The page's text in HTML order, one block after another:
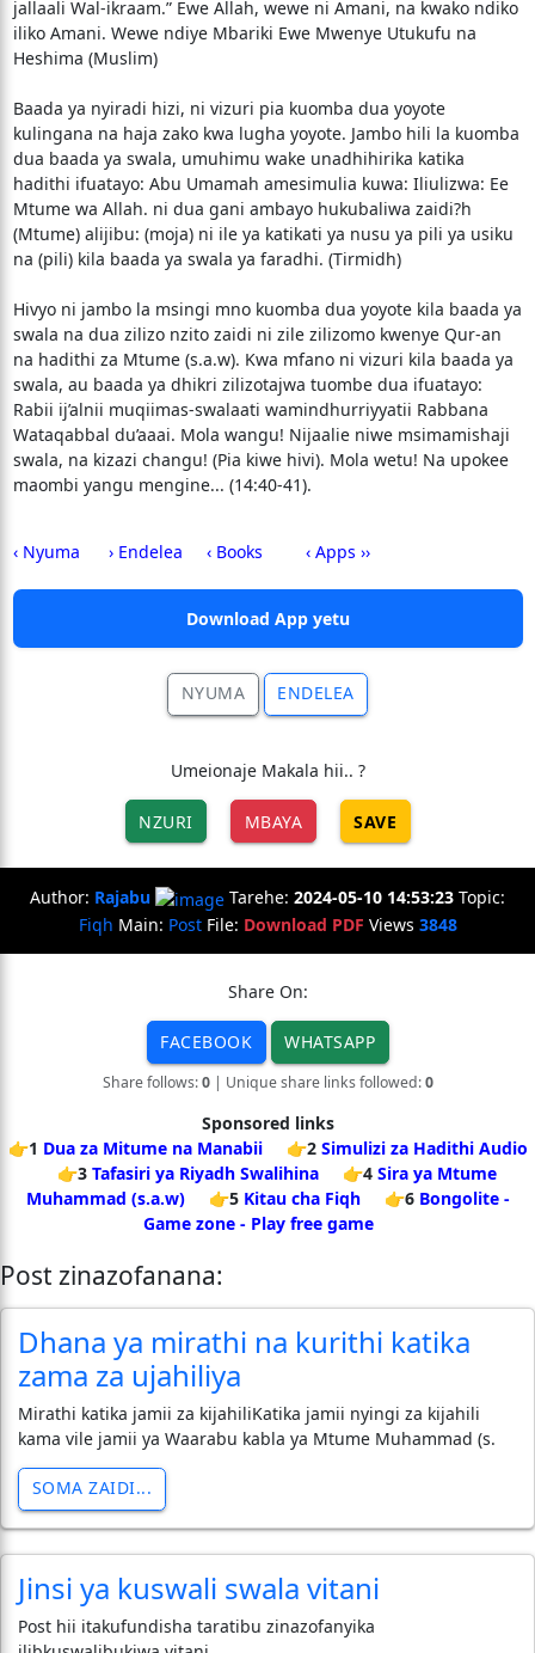
jallaali Wal-ikraam.” Ewe Allah, wewe ni Amani, na kwako ndiko
iliko Amani. Wewe ndiye Mbariki Ewe Mwenye Utukufu na
Heshima (Muslim)
Baada ya nyiradi hizi, ni vizuri pia kuomba dua yoyote
kulingana na haja zako kwa lugha yoyote. Jambo hili la kuomba
dua baada ya swala, umuhimu wake unadhihirika katika
hadithi ifuatayo: Abu Umamah amesimulia kuwa: Iliulizwa: Ee
Mtume wa Allah. ni dua gani ambayo hukubaliwa zaidi?h
(Mtume) alijibu: (moja) ni ile ya katikati ya nusu ya pili ya usiku
na (pili) kila baada ya swala ya faradhi. (Tirmidh)
Hivyo ni jambo la msingi mno kuomba dua yoyote kila baada ya
swala na dua zilizo nzito zaidi ni zile zilizomo kwenye Qur-an
na hadithi za Mtume (s.a.w). Kwa mfano ni vizuri kila baada ya
swala, au baada ya dhikri zilizotajwa tuombe dua ifuatayo:
Rabii ij’alnii muqiimas-swalaati wamindhurriyyatii Rabbana
Wataqabbal du’aaai. Mola wangu! Nijaalie niwe msimamishaji
swala, na kizazi changu! (Pia kiwe hivi). Mola wetu! Na upokee
maombi yangu mengine... (14:40-41).
‹ Nyuma › Endelea ‹ Books ‹ Apps ››
Download App yetu
NYUMA ENDELEA
Umeionaje Makala hii.. ?
NZURI MBAYA SAVE
Author: Rajabu Tarehe: 2024-05-10 14:53:23 Topic:
Fiqh Main: PostFile: Download PDF Views 3848
Share On:
FACEBOOK WHATSAPP
Share follows:0| Unique share links followed:0
Sponsored links
👉1 Dua za Mitume na Manabii 👉2 Simulizi za Hadithi Audio
👉3 Tafasiri ya Riyadh Swalihina 👉4 Sira ya Mtume
Muhammad (s.a.w)
👉5 Kitau cha Fiqh 👉6 Bongolite -
Game zone - Play free game
Post zinazofanana:
Dhana ya mirathi na kurithi katika
zama za ujahiliya
Mirathi katika jamii za kijahiliKatika jamii nyingi za kijahili
kama vile jamii ya Waarabu kabla ya Mtume Muhammad (s.
SOMA ZAIDI...
Jinsi ya kuswali swala vitani
Post hii itakufundisha taratibu zinazofanyika